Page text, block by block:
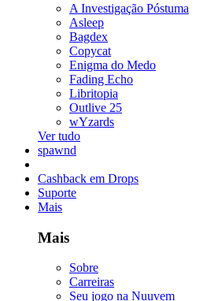
A Investigação Póstuma
Asleep
Bagdex
Copycat
Enigma do Medo
Fading Echo
Libritopia
Outlive 25
wYzards
Ver tudo
spawnd
Cashback em Drops
Suporte
Mais
Mais
Sobre
Carreiras
Seu jogo na Nuuvem